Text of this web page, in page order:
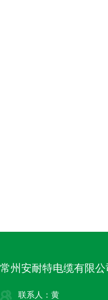
常州安耐特电缆有限公
联系人：黄